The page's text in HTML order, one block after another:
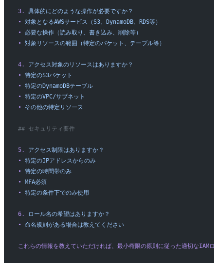
3.
具体的にどのような操作が必要ですか？
• 対象となるAWSサービス（S3、DynamoDB、RDS等）
• 必要な操作（読み取り、書き込み、削除等）
• 対象リソースの範囲（特定のバケット、テーブル等）
4.
アクセス対象のリソースはありますか？
• 特定のS3バケット
• 特定のDynamoDBテーブル
• 特定のVPC/サブネット
• その他の特定リソース
## セキュリティ要件
5.
アクセス制限はありますか？
• 特定のIPアドレスからのみ
• 特定の時間帯のみ
• MFA必須
• 特定の条件下でのみ使用
6.
ロール名の希望はありますか？
• 命名規則がある場合は教えてください
これらの情報を教えていただければ、最小権限の原則に従った適切なIAM